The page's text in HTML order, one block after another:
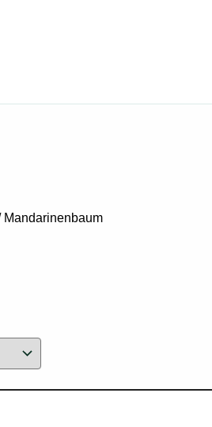
Mandarinenbaum